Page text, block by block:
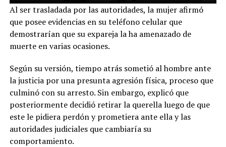
Al ser trasladada por las autoridades, la mujer afirmó
que posee evidencias en su teléfono celular que
demostrarían que su expareja la ha amenazado de
muerte en varias ocasiones.
Según su versión, tiempo atrás sometió al hombre ante
la justicia por una presunta agresión física, proceso que
culminó con su arresto. Sin embargo, explicó que
posteriormente decidió retirar la querella luego de que
este le pidiera perdón y prometiera ante ella y las
autoridades judiciales que cambiaría su
comportamiento.